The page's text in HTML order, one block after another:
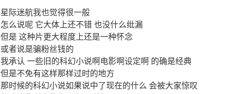
星际迷航我也觉得很一般
怎么说呢 它大体上还不错 也没什么纰漏
但是 这种片更大程度上还是一种怀念
或者说是骗粉丝钱的
我承认 一些旧的科幻小说啊电影啊设定啊 的确是经典
但是不免有这样那样过时的地方
那时候的科幻小说如果说中了现在的什么 会被大家惊叹